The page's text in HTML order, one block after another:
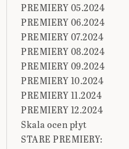
PREMIERY 05.2024
PREMIERY 06.2024
PREMIERY 07.2024
PREMIERY 08.2024
PREMIERY 09.2024
PREMIERY 10.2024
PREMIERY 11.2024
PREMIERY 12.2024
Skala ocen płyt
STARE PREMIERY: